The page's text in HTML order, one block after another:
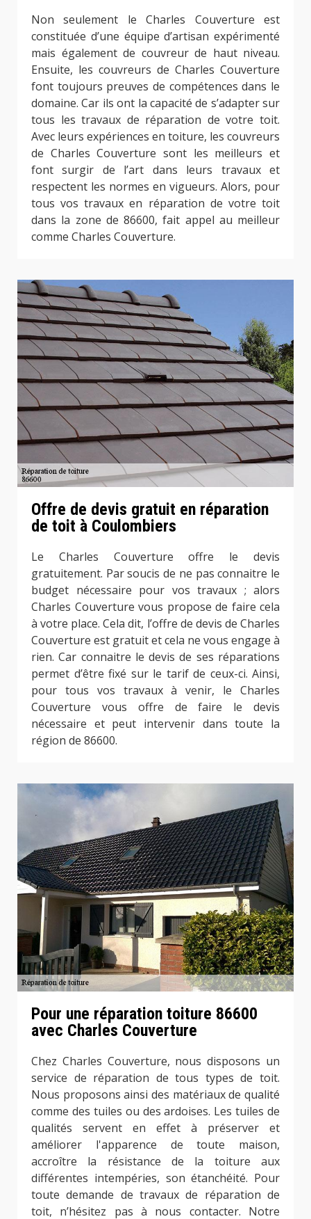
Non seulement le Charles Couverture est
constituée d’une équipe d’artisan expérimenté
mais également de couvreur de haut niveau.
Ensuite, les couvreurs de Charles Couverture
font toujours preuves de compétences dans le
domaine. Car ils ont la capacité de s’adapter sur
tous les travaux de réparation de votre toit.
Avec leurs expériences en toiture, les couvreurs
de Charles Couverture sont les meilleurs et
font surgir de l’art dans leurs travaux et
respectent les normes en vigueurs. Alors, pour
tous vos travaux en réparation de votre toit
dans la zone de 86600, fait appel au meilleur
comme Charles Couverture.
Offre de devis gratuit en réparation
de toit à Coulombiers
Le Charles Couverture offre le devis
gratuitement. Par soucis de ne pas connaitre le
budget nécessaire pour vos travaux ; alors
Charles Couverture vous propose de faire cela
à votre place. Cela dit, l’offre de devis de Charles
Couverture est gratuit et cela ne vous engage à
rien. Car connaitre le devis de ses réparations
permet d’être fixé sur le tarif de ceux-ci. Ainsi,
pour tous vos travaux à venir, le Charles
Couverture vous offre de faire le devis
nécessaire et peut intervenir dans toute la
région de 86600.
Pour une réparation toiture 86600
avec Charles Couverture
Chez Charles Couverture, nous disposons un
service de réparation de tous types de toit.
Nous proposons ainsi des matériaux de qualité
comme des tuiles ou des ardoises. Les tuiles de
qualités servent en effet à préserver et
améliorer l'apparence de toute maison,
accroître la résistance de la toiture aux
différentes intempéries, son étanchéité. Pour
toute demande de travaux de réparation de
toit, n’hésitez pas à nous contacter. Notre